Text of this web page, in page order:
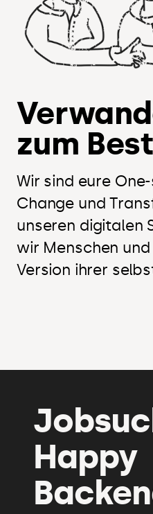
zum
Wir sind eure
Change und
unseren digitalen
wir Menschen
Version ihrer
Happy